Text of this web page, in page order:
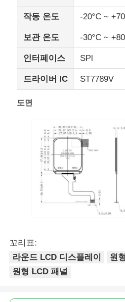
IPS LCD 디스플레이
TFT LCD 터치 스크린
휴대용 LCD 모니터
자동차 LCD 디스플레이
원형 LCD 화면
LCD 터치 스크린 패널
UART LCD 디스플레이
E 종이 디스플레이
작동 온도 -20°C ~
보관 온도 -30°C ~
인터페이스 SPI
드라이버 IC ST7789V
도면
꼬리표:
라운드 LCD 디스플레이
원
원형 LCD 패널